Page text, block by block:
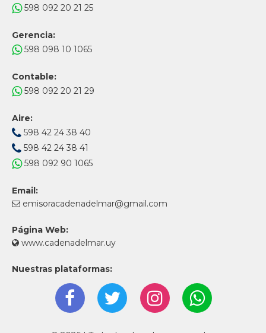
598 092 20 21 25
Gerencia:
598 098 10 1065
Contable:
598 092 20 21 29
Aire:
598 42 24 38 40
598 42 24 38 41
598 092 90 1065
Email:
emisoracadenadelmar@gmail.com
Página Web:
www.cadenadelmar.uy
Nuestras plataformas: